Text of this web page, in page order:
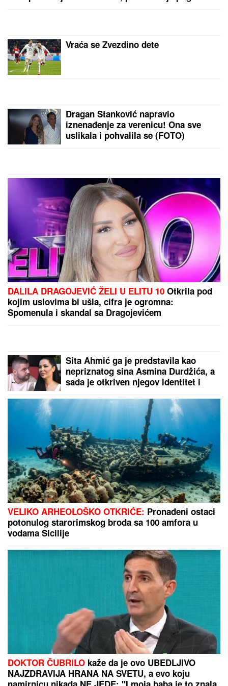
(FOTO) BILA U KANDŽAMA DROGE,
DECA NISU IMALA ODEĆUPevačica
promenila život iz korena, pa
pokazala kako sada izgleda: "Bez
filtera"
(FOTO) SVI GLEDAJU U SARU JO!
Pevačica i Aleksa Bjelogrlić ne
skidaju osmeh sa lica, a ona jednim
potezom OČARALA SVE
"MNOGO SAM TUŽAN, POČIVAJ U MIRU" Pevačica
umrla nakon borbe sa leukemijom, imala
transplantaciju koštane srži, pa se stanje pogoršalo: